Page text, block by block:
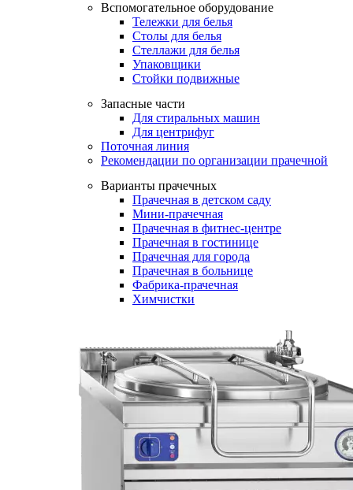
Вспомогательное оборудование
Тележки для белья
Столы для белья
Стеллажи для белья
Упаковщики
Стойки подвижные
Запасные части
Для стиральных машин
Для центрифуг
Поточная линия
Рекомендации по организации прачечной
Варианты прачечных
Прачечная в детском саду
Мини-прачечная
Прачечная в фитнес-центре
Прачечная в гостинице
Прачечная для города
Прачечная в больнице
Фабрика-прачечная
Химчистки